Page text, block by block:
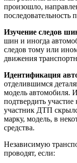
произошло,
последовательность
Изучение следов
шин и иногда
следов тому или
движения
Идентификация
отделившимся
модель автомобиля.
подтвердить
участник ДТП
марку, модель, в
средства.
Независимую
проводят, если: